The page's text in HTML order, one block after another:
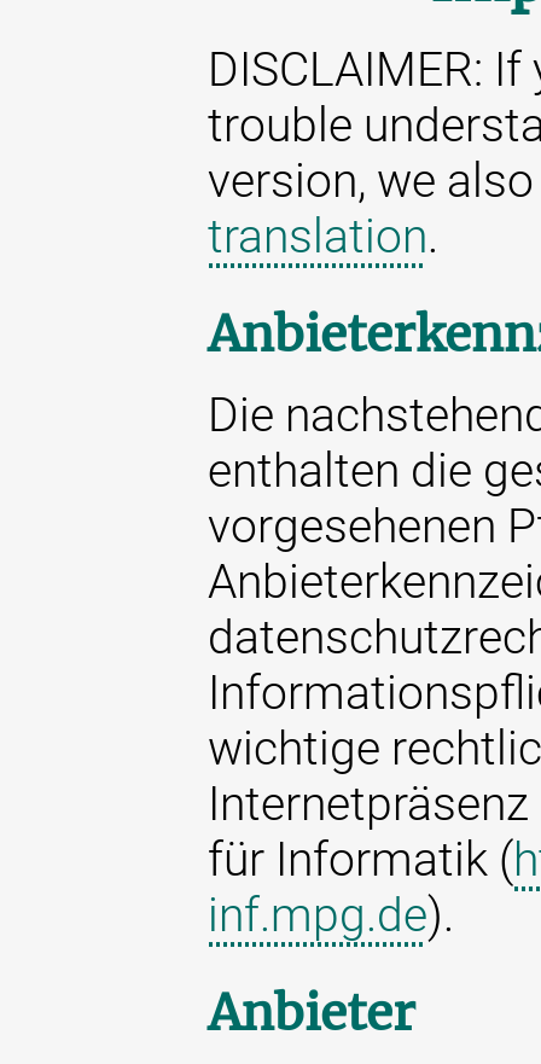
DISCLAIMER:
trouble
version, we
translation.
Die
enthalten die
vorgesehenen
wichtige
für Informatik (
inf.mpg.de).
Anbieter